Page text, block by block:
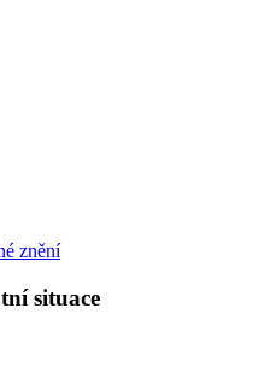
znění
situace